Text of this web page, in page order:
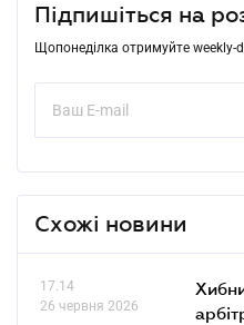
Підпишіться на
Щопонеділка отримуйте weekly-
Схожі новини
17.14
26 червня 2026